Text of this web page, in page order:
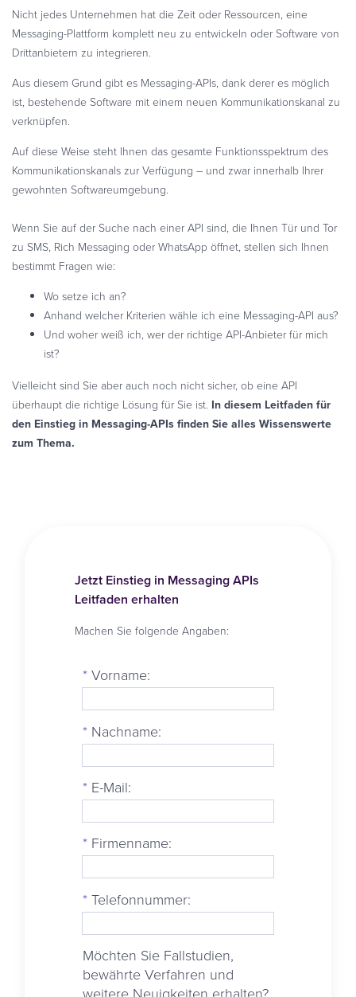
Nicht jedes Unternehmen hat die Zeit oder Ressourcen, eine
Messaging-Plattform komplett neu zu entwickeln oder Software von
Drittanbietern zu integrieren.
Aus diesem Grund gibt es Messaging-APIs, dank derer es möglich
ist, bestehende Software mit einem neuen Kommunikationskanal zu
verknüpfen.
Auf diese Weise steht Ihnen das gesamte Funktionsspektrum des
Kommunikationskanals zur Verfügung – und zwar innerhalb Ihrer
gewohnten Softwareumgebung.
Wenn Sie auf der Suche nach einer API sind, die Ihnen Tür und Tor
zu SMS, Rich Messaging oder WhatsApp öffnet, stellen sich Ihnen
bestimmt Fragen wie:
Wo setze ich an?
Anhand welcher Kriterien wähle ich eine Messaging-API aus?
Und woher weiß ich, wer der richtige API-Anbieter für mich
ist?
Vielleicht sind Sie aber auch noch nicht sicher, ob eine API
überhaupt die richtige Lösung für Sie ist. In diesem Leitfaden für
den Einstieg in Messaging-APIs finden Sie alles Wissenswerte
zum Thema.
Jetzt Einstieg in Messaging APIs
Leitfaden erhalten
Machen Sie folgende Angaben:
*Vorname:
* Nachname:
* E-Mail:
* Firmenname:
*Telefonnummer:
Möchten Sie Fallstudien,
bewährte Verfahren und